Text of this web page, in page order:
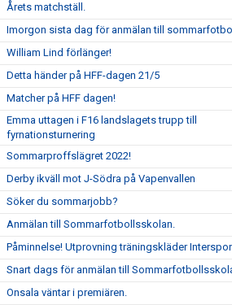
Årets matchställ.
Imorgon sista dag för anmälan till
William Lind förlänger!
Detta händer på HFF-dagen 21/5
Matcher på HFF dagen!
Emma uttagen i F16 landslagets trupp till
fyrnationsturnering
Sommarproffslägret 2022!
Derby ikväll mot J-Södra på Vapenvallen
Söker du sommarjobb?
Anmälan till Sommarfotbollsskolan.
Påminnelse! Utprovning träningskläder
Snart dags för anmälan till
Onsala väntar i premiären.